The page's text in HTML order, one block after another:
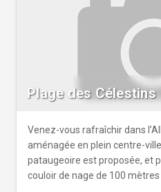
Plage des Célestins
Venez-vous rafraîchir dans
aménagée en plein centre-
pataugeoire est proposée, et
couloir de nage de 100